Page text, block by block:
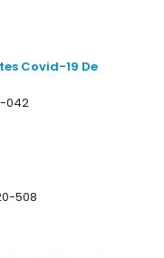
Covid-19 De
042
508